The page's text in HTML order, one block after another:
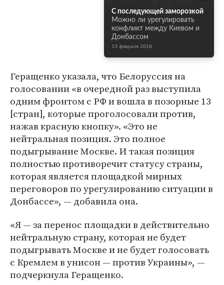
С последующей заморозкой
Можно ли урегулировать
конфликт между Киевом и
Донбассом
13 февраля 2018
Геращенко указала, что Белоруссия на
голосовании «в очередной раз выступила
одним фронтом с РФ и вошла в позорные 13
[стран], которые проголосовали против,
нажав красную кнопку». «Это не
нейтральная позиция. Это полное
подыгрывание Москве. И такая позиция
полностью противоречит статусу страны,
которая является площадкой мирных
переговоров по урегулированию ситуации в
Донбассе», — добавила она.
«Я — за перенос площадки в действительно
нейтральную страну, которая не будет
подыгрывать Москве и не будет голосовать
с Кремлем в унисон — против Украины», —
подчеркнула Геращенко.